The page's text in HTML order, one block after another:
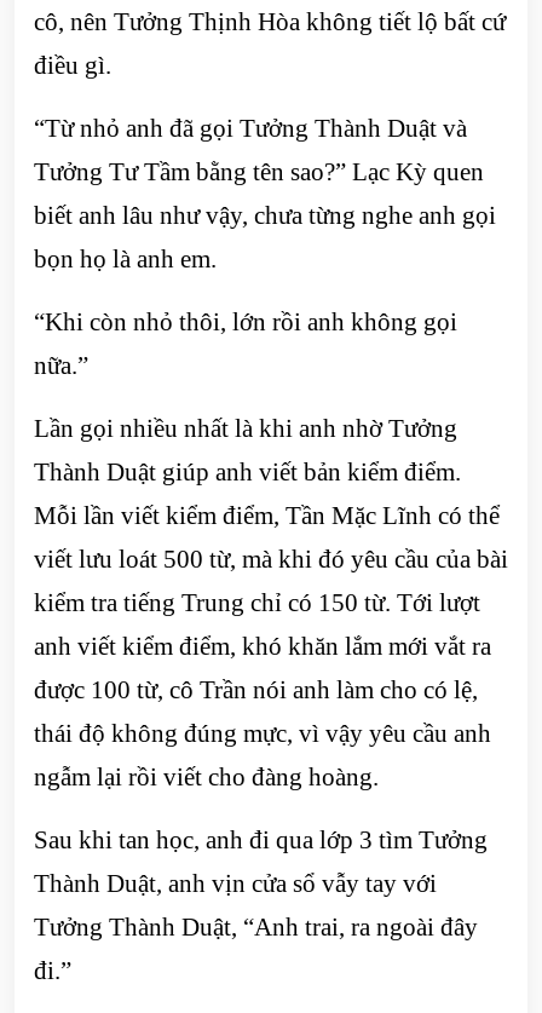
cô, nên Tưởng Thịnh Hòa không tiết lộ bất cứ
điều gì.
“Từ nhỏ anh đã gọi Tưởng Thành Duật và
Tưởng Tư Tầm bằng tên sao?” Lạc Kỳ quen
biết anh lâu như vậy, chưa từng nghe anh gọi
bọn họ là anh em.
“Khi còn nhỏ thôi, lớn rồi anh không gọi
nữa.”
Lần gọi nhiều nhất là khi anh nhờ Tưởng
Thành Duật giúp anh viết bản kiểm điểm.
Mỗi lần viết kiểm điểm, Tần Mặc Lĩnh có thể
viết lưu loát 500 từ, mà khi đó yêu cầu của bài
kiểm tra tiếng Trung chỉ có 150 từ. Tới lượt
anh viết kiểm điểm, khó khăn lắm mới vắt ra
được 100 từ, cô Trần nói anh làm cho có lệ,
thái độ không đúng mực, vì vậy yêu cầu anh
ngẫm lại rồi viết cho đàng hoàng.
Sau khi tan học, anh đi qua lớp 3 tìm Tưởng
Thành Duật, anh vịn cửa sổ vẫy tay với
Tưởng Thành Duật, “Anh trai, ra ngoài đây
đi.”